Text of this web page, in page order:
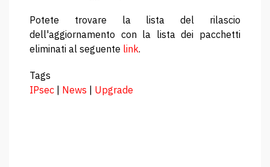
Potete trovare la lista del rilascio
dell'aggiornamento con la lista dei pacchetti
eliminati al seguente link.
Tags
IPsec | News | Upgrade